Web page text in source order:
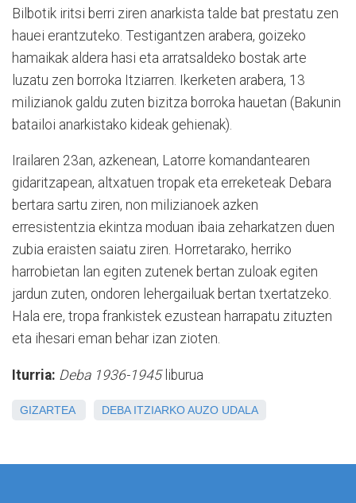
Bilbotik iritsi berri ziren anarkista talde bat prestatu zen
hauei erantzuteko. Testigantzen arabera, goizeko
hamaikak aldera hasi eta arratsaldeko bostak arte
luzatu zen borroka Itziarren. Ikerketen arabera, 13
milizianok galdu zuten bizitza borroka hauetan (Bakunin
batailoi anarkistako kideak gehienak).
Irailaren 23an, azkenean, Latorre komandantearen
gidaritzapean, altxatuen tropak eta erreketeak Debara
bertara sartu ziren, non milizianoek azken
erresistentzia ekintza moduan ibaia zeharkatzen duen
zubia eraisten saiatu ziren. Horretarako, herriko
harrobietan lan egiten zutenek bertan zuloak egiten
jardun zuten, ondoren lehergailuak bertan txertatzeko.
Hala ere, tropa frankistek ezustean harrapatu zituzten
eta ihesari eman behar izan zioten.
Iturria: Deba 1936-1945liburua
GIZARTEA DEBA ITZIARKO AUZO UDALA